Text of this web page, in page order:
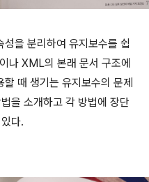
을 분리하여 유지보수를 쉽
나 XML의 본래 문서 구조에
때 생기는 유지보수의 문제
을 소개하고 각 방법에 장단
다.